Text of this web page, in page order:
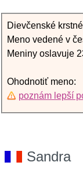
Dievčenské
Meno vedené v
Meniny oslavuje
Ohodnotiť meno:
poznám lepší
Sandra